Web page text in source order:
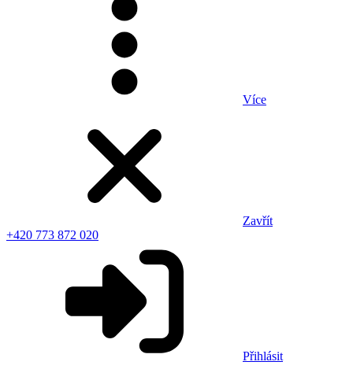
Více
Zavřít
+420 773 872 020
Přihlásit